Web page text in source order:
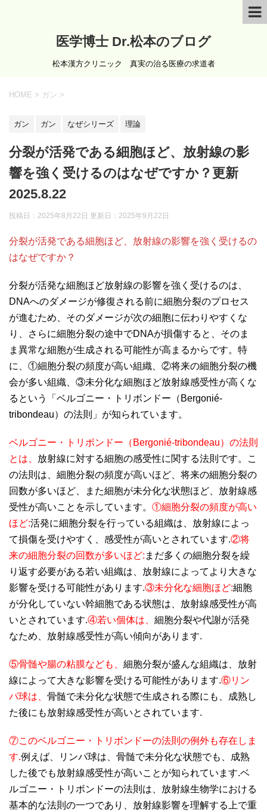
医学博士 Dr.松本のブログ
松本漢方クリニック 真実の治る医療の求道者
HOME > ガン >
ガン ガン なぜシリーズ 理論
分裂が活発である細胞ほど、放射線の影
響を強く受けるのはなぜですか？更新
2025.8.22
投稿日：2025年8月22日 更新日： 2025年9月22日
分裂が活発である細胞ほど、放射線の影響を強く受けるの
はなぜですか？
分裂が活発な細胞ほど放射線の影響を強く受けるのは、
DNAへのダメージが修復される前に細胞分裂のプロセス
が進むため、そのダメージが次の細胞に伝わりやすくな
り、さらに細胞分裂の途中でDNAが損傷すると、そのま
ま異常な細胞が生成される可能性が高まるからです。特
に、①細胞分裂の頻度が高い組織、②将来の細胞分裂の機
会が多い組織、③未分化な細胞ほど放射線感受性が高くな
るという「ベルゴニー・トリボンドー（Bergonié-
tribondeau）の法則」が知られています。
ベルゴニー・トリボンドー（Bergonié-tribondeau）の法則
とは、 放射線に対する細胞の感受性に関する法則です。こ
の法則は、細胞分裂の頻度が高いほど、将来の細胞分裂の
回数が多いほど、また細胞が未分化な状態ほど、放射線感
受性が高いことを示しています。 ①細胞分裂の頻度が高い
ほど:活発に細胞分裂を行っている組織は、放射線によっ
て損傷を受けやすく、感受性が高いとされています.②将
来の細胞分裂の回数が多いほど: まだ多くの細胞分裂を繰
り返す必要がある若い組織は、放射線によってより大きな
影響を受ける可能性があります.③未分化な細胞ほど:細胞
が分化していない幹細胞である状態は、放射線感受性が高
いとされています.④若い個体は、 細胞分裂や代謝が活発
なため、放射線感受性が高い傾向があります.
⑤骨髄や腸の粘膜なども、 細胞分裂が盛んな組織は、放射
線によって大きな影響を受ける可能性があります.⑥リン
パ球は、 骨髄で未分化な状態で生成される際にも、成熟し
た後にも放射線感受性が高いとされています.
⑦このベルゴニー・トリボンドーの法則の例外も存在しま
す.例えば、リンパ球は、骨髄で未分化な状態でも、成熟
した後でも放射線感受性が高いことが知られています. ベ
ルゴニー・トリボンドーの法則は、放射線生物学における
基本的な法則の一つであり、放射線影響を理解する上で重